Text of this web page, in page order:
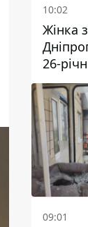
10:02
Жінка
26-
трьох
09:01